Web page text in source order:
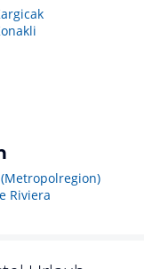
Riviera